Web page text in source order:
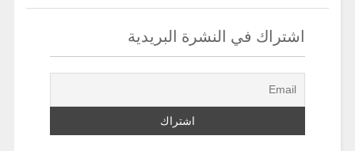
اشتراك في النشرة البريدية